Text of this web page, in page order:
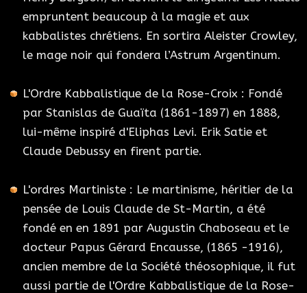
empruntent beaucoup à la magie et aux
kabbalistes chrétiens. En sortira Aleister Crowley,
le mage noir qui fondera l’Astrum Argentinum.
L'Ordre Kabbalistique de la Rose-Croix : Fondé
par Stanislas de Guaïta (1861-1897) en 1888,
lui-même inspiré d'Eliphas Levi. Erik Satie et
Claude Debussy en firent partie.
L'ordres Martiniste : Le martinisme, héritier de la
pensée de Louis Claude de St-Martin, a été
fondé en en 1891 par Augustin Chaboseau et le
docteur Papus Gérard Encausse, (1865 -1916),
ancien membre de la Société théosophique, il fut
aussi partie de l'Ordre Kabbalistique de la Rose-